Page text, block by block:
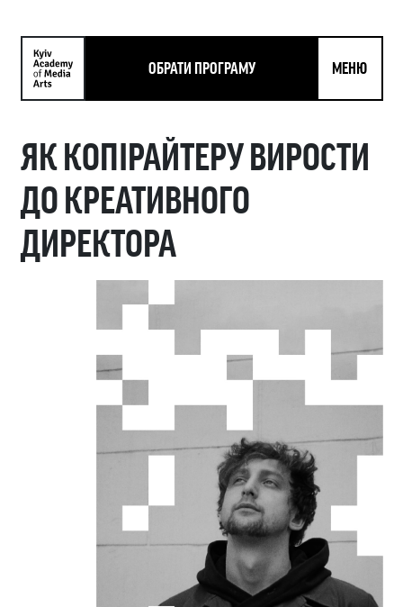
ОБРАТИ ПРОГРАМУ МЕНЮ
ЯК КОПІРАЙТЕРУ ВИРОСТИ
ДО КРЕАТИВНОГО
ДИРЕКТОРА